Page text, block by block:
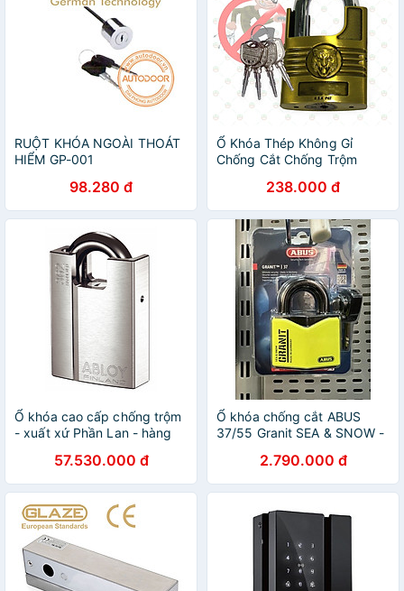
RUỘT KHÓA NGOÀI THOÁT
HIỂM GP-001
98.280 đ
Ổ Khóa Thép Không Gỉ
Chống Cắt Chống Trộm
Gia Đình - Phòng Trọ An
Toàn Hơn - Hàng Chính
Hãng
238.000 đ
Ổ khóa cao cấp chống trộm
- xuất xứ Phần Lan - hàng
PL362N2557.530.000 đ
Ổ khóa chống cắt ABUS
37/55 Granit SEA & SNOW -
2.790.000 đ